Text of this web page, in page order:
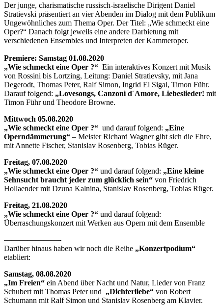
Der junge, charismatische russisch-israelische Dirigent Daniel
Stratievski präsentiert an vier Abenden im Dialog mit dem Publikum
Ungewöhnliches zum Thema Oper. Der Titel: „Wie schmeckt eine
Oper?“ Danach folgt jeweils eine andere Darbietung mit
verschiedenen Ensembles und Interpreten der Kammeroper.
Premiere: Samstag 01.08.2020
„Wie schmeckt eine Oper ?“ Ein interaktives Konzert mit Musik
von Rossini bis Lortzing, Leitung: Daniel Stratievsky, mit Jana
Degerodt, Thomas Peter, Ralf Simon, Ingrid El Sigai, Timon Führ.
Darauf folgend: „Lovesongs, Canzoni d´Amore, Liebeslieder! mit
Timon Führ und Theodore Browne.
Mittwoch 05.08.2020
„Wie schmeckt eine Oper ?“ und darauf folgend: „Eine
Operndämmerung“ – Meister Richard Wagner gibt sich die Ehre,
mit Annette Fischer, Stanislav Rosenberg, Tobias Rüger.
Freitag, 07.08.2020
„Wie schmeckt eine Oper ?“ und darauf folgend: „Eine kleine
Sehnsucht braucht jeder zum glücklich sein“ von Friedrich
Hollaender mit Dzuna Kalnina, Stanislav Rosenberg, Tobias Rüger.
Freitag, 21.08.2020
„Wie schmeckt eine Oper ?“ und darauf folgend:
Überraschungskonzert mit Werken aus Opern mit dem Ensemble
———————-
Darüber hinaus haben wir noch die Reihe „Konzertpodium“
etabliert:
Samstag, 08.08.2020
„Im Freien“ ein Abend über Nacht und Natur, Lieder von Franz
Schubert mit Thomas Peter und „Dichterliebe“ von Robert
Schumann mit Ralf Simon und Stanislav Rosenberg am Klavier.